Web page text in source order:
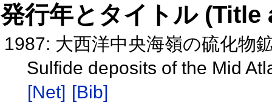
発行年とタイトル
1987: 大西洋中央海嶺の硫化物
Sulfide deposits of the Mid
[Net] [Bib]